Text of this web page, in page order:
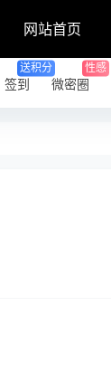
网站首页
签到
送积分
微密圈
性感